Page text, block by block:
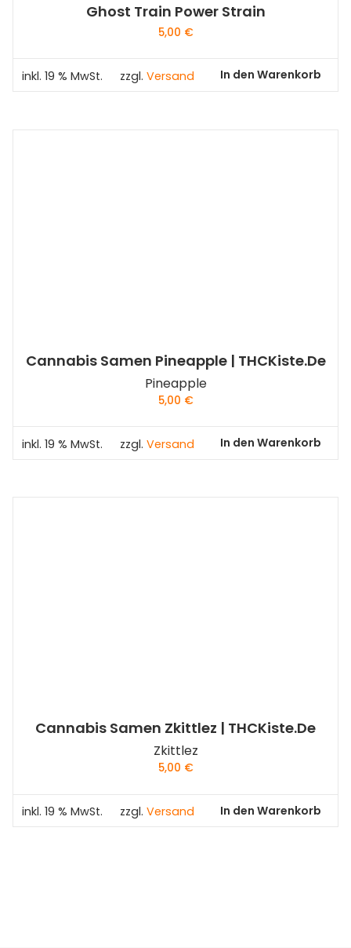
Ghost Train Power Strain
5,00 €
inkl. 19 % MwSt. zzgl. Versand In den Warenkorb
Cannabis Samen Pineapple | THCKiste.de
Pineapple
5,00 €
inkl. 19 % MwSt. zzgl. Versand In den Warenkorb
Cannabis Samen Zkittlez | THCKiste.de
Zkittlez
5,00 €
inkl. 19 % MwSt. zzgl. Versand In den Warenkorb